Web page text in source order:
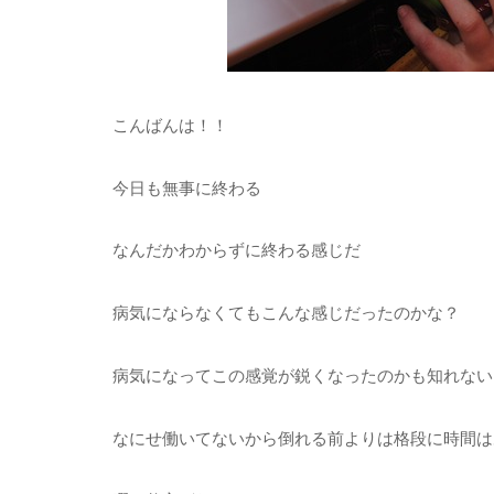
こんばんは！！
今日も無事に終わる
なんだかわからずに終わる感じだ
病気にならなくてもこんな感じだったのかな？
病気になってこの感覚が鋭くなったのかも知れない
なにせ働いてないから倒れる前よりは格段に時間